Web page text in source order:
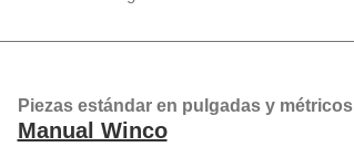
Piezas estándar en pulgadas y métricos
Manual Winco